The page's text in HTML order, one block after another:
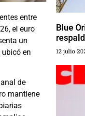
entre
el euro
un
en
de
mantiene
Blue
12 julio